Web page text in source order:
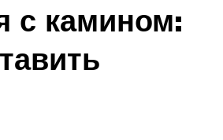
с камином: